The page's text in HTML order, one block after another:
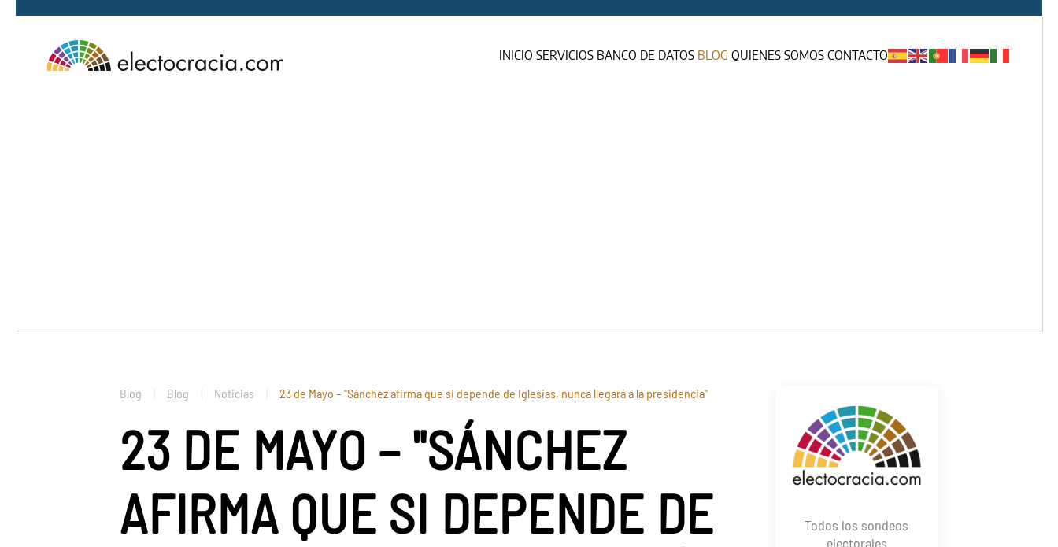
Ir al contenido principal
INICIO SERVICIOS BANCO DE DATOS BLOG QUIENES SOMOS CONTACTO
Blog Blog Noticias 23 de Mayo – "Sánchez afirma que si depende de Iglesias, nunca llegará a la presidencia"
23 DE MAYO – "SÁNCHEZ
AFIRMA QUE SI DEPENDE DE
Todos los sondeos
electorales